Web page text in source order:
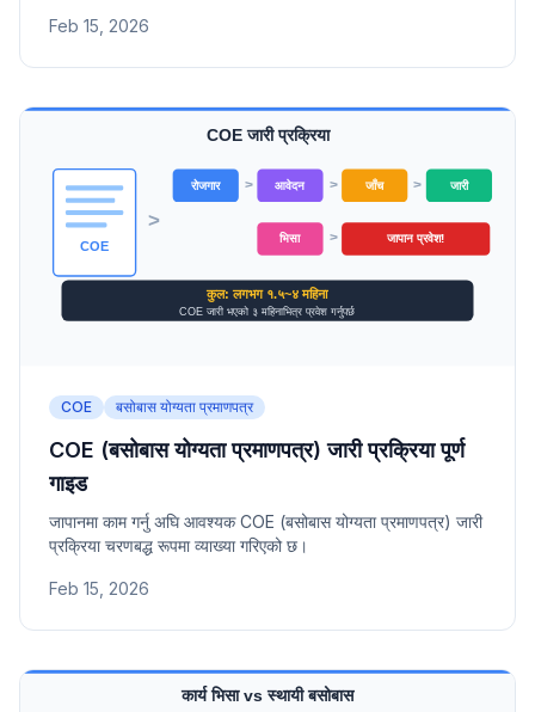
Feb 15, 2026
COE बसोबास योग्यता प्रमाणपत्र
COE (बसोबास योग्यता प्रमाणपत्र) जारी प्रक्रिया पूर्ण
गाइड
जापानमा काम गर्नु अघि आवश्यक COE (बसोबास योग्यता प्रमाणपत्र) जारी
प्रक्रिया चरणबद्ध रूपमा व्याख्या गरिएको छ।
Feb 15, 2026